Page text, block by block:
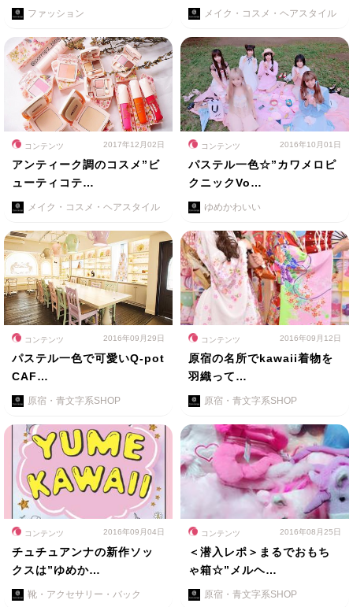
ファッション メイク・コスメ・ヘアスタイル
コンテンツ 2017年12月02日
アンティーク調のコスメ”ビ
ューティコテ…
メイク・コスメ・ヘアスタイル
コンテンツ 2016年10月01日
パステル一色☆”カワメロピ
クニックVo…
ゆめかわいい
コンテンツ 2016年09月29日
パステル一色で可愛いQ-pot
CAF…
原宿・青文字系SHOP
コンテンツ 2016年09月12日
原宿の名所でkawaii着物を
羽織って…
原宿・青文字系SHOP
コンテンツ 2016年09月04日
チュチュアンナの新作ソッ
クスは”ゆめか…
靴・アクセサリー・バック
コンテンツ 2016年08月25日
＜潜入レポ＞まるでおもち
ゃ箱☆”メルヘ…
原宿・青文字系SHOP